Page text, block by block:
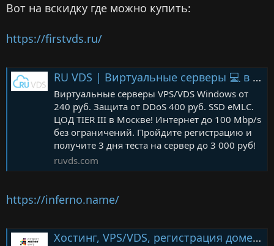
Вот на вскидку где можно купить:
https://firstvds.ru/
RU VDS | Виртуальные серверы 💻 в аренду VDS/VPS на SSD | Windows хостинг защитой от DDoS-атак
Виртуальные серверы VPS/VDS Windows от
240 руб. Защита от DDoS 400 руб. SSD eMLC.
ЦОД TIER III в Москве! Интернет до 100 Mbp/s
без ограничений. Пройдите регистрацию и
получите 3 дня теста на сервер до 3 000 руб!
ruvds.com
https://inferno.name/
Хостинг, VPS/VDS, регистрация доменов | Интернет Хостинг Центр